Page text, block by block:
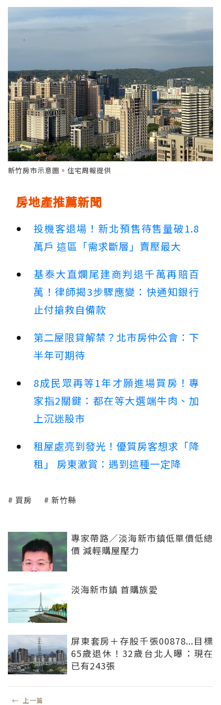
新竹房市示意圖。住宅周報提供
房地產推薦新聞
投機客退場！新北預售待售量破1.8
萬戶 這區「需求斷層」賣壓最大
基泰大直爛尾建商判退千萬再賠百
萬！律師揭3步驟應變：快通知銀行
止付搶救自備款
第二屋限貸解禁？北市房仲公會：下
半年可期待
8成民眾再等1年才願進場買房！專
家指2關鍵：都在等大選端牛肉、加
上沉迷股市
租屋處亮到發光！優質房客想求「降
租」 房東激賞：遇到這種一定降
買房 新竹縣
專家帶路／淡海新市鎮低單價低總
價 減輕購屋壓力
淡海新市鎮 首購族愛
屏東套房＋存股千張00878...目標
65歲退休！32歲台北人曝：現在
已有243張
← 上一篇